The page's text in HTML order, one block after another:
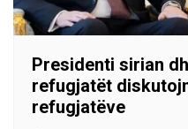
Presidenti sirian
refugjatët
refugjatëve